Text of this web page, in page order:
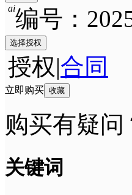
编号：
ai
选择授权
授权|合同
立即购买 收藏
购买有疑
关键词